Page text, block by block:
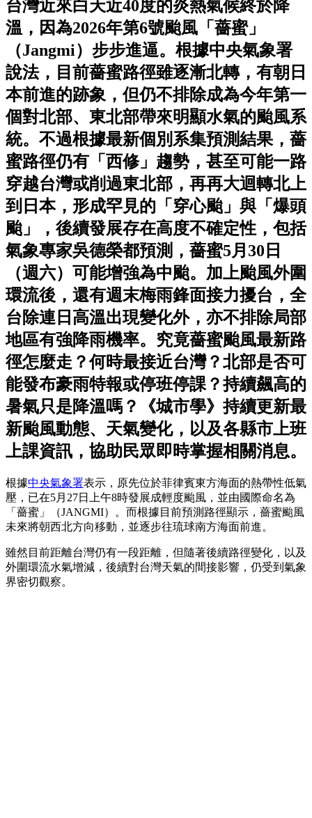
台灣近來白天近40度的炎熱氣候終於降
溫，因為2026年第6號颱風「薔蜜」
（Jangmi）步步進逼。根據中央氣象署
說法，目前薔蜜路徑雖逐漸北轉，有朝日
本前進的跡象，但仍不排除成為今年第一
個對北部、東北部帶來明顯水氣的颱風系
統。不過根據最新個別系集預測結果，薔
蜜路徑仍有「西修」趨勢，甚至可能一路
穿越台灣或削過東北部，再再大迴轉北上
到日本，形成罕見的「穿心颱」與「爆頭
颱」，後續發展存在高度不確定性，包括
氣象專家吳德榮都預測，薔蜜5月30日
（週六）可能增強為中颱。加上颱風外圍
環流後，還有週末梅雨鋒面接力擾台，全
台除連日高溫出現變化外，亦不排除局部
地區有強降雨機率。究竟薔蜜颱風最新路
徑怎麼走？何時最接近台灣？北部是否可
能發布豪雨特報或停班停課？持續飆高的
暑氣只是降溫嗎？《城市學》持續更新最
新颱風動態、天氣變化，以及各縣市上班
上課資訊，協助民眾即時掌握相關消息。
根據中央氣象署表示，原先位於菲律賓東方海面的熱帶性低氣
壓，已在5月27日上午8時發展成輕度颱風，並由國際命名為
「薔蜜」（JANGMI）。而根據目前預測路徑顯示，薔蜜颱風
未來將朝西北方向移動，並逐步往琉球南方海面前進。
雖然目前距離台灣仍有一段距離，但隨著後續路徑變化，以及
外圍環流水氣增減，後續對台灣天氣的間接影響，仍受到氣象
界密切觀察。